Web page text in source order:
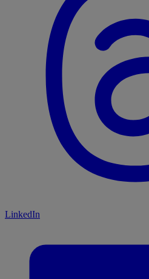
LinkedIn